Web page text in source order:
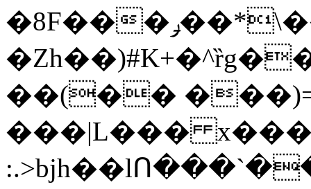
�8F���ݛ��*\��U��S
��(��
���|L���